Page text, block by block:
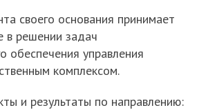
своего основания принимает
в решении задач
обеспечения управления
комплексом.
и результаты по направлению: